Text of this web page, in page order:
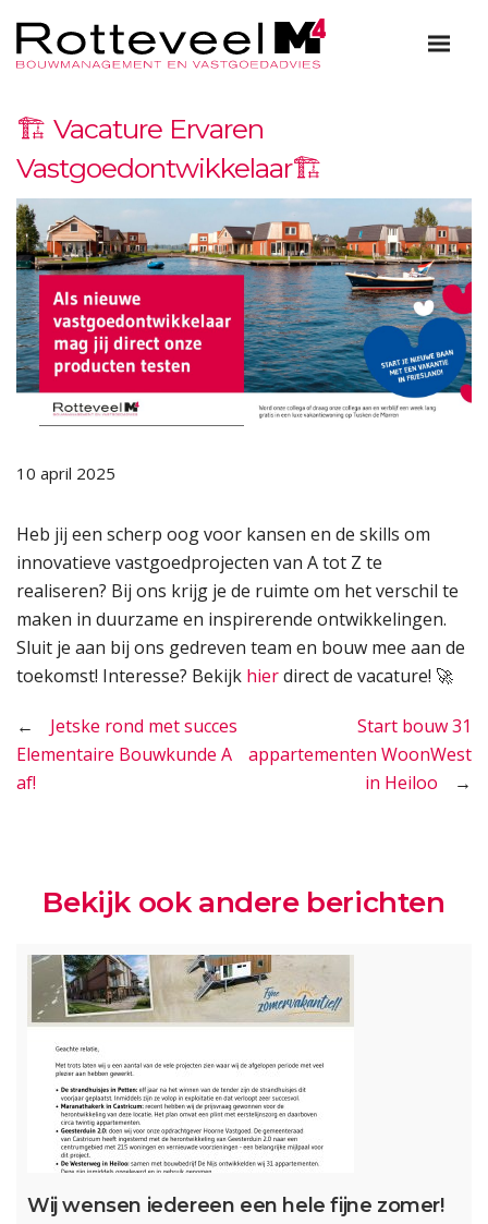
🏗️ Vacature Ervaren
Vastgoedontwikkelaar🏗️
10 april 2025
Heb jij een scherp oog voor kansen en de skills om
innovatieve vastgoedprojecten van A tot Z te
realiseren? Bij ons krijg je de ruimte om het verschil te
maken in duurzame en inspirerende ontwikkelingen.
Sluit je aan bij ons gedreven team en bouw mee aan de
toekomst! Interesse? Bekijk hierdirect de vacature! 🚀
Bericht
navigatie
Jetske rond met succes
Elementaire Bouwkunde A
af!
Start bouw 31
appartementen WoonWest
in Heiloo
Bekijk ook andere berichten
Wij wensen iedereen een hele fijne zomer!